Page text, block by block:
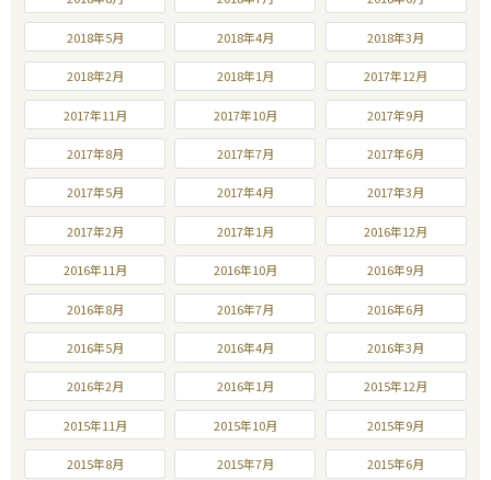
2018年5月 2018年4月 2018年3月
2018年2月 2018年1月 2017年12月
2017年11月 2017年10月 2017年9月
2017年8月 2017年7月 2017年6月
2017年5月 2017年4月 2017年3月
2017年2月 2017年1月 2016年12月
2016年11月 2016年10月 2016年9月
2016年8月 2016年7月 2016年6月
2016年5月 2016年4月 2016年3月
2016年2月 2016年1月 2015年12月
2015年11月 2015年10月 2015年9月
2015年8月 2015年7月 2015年6月